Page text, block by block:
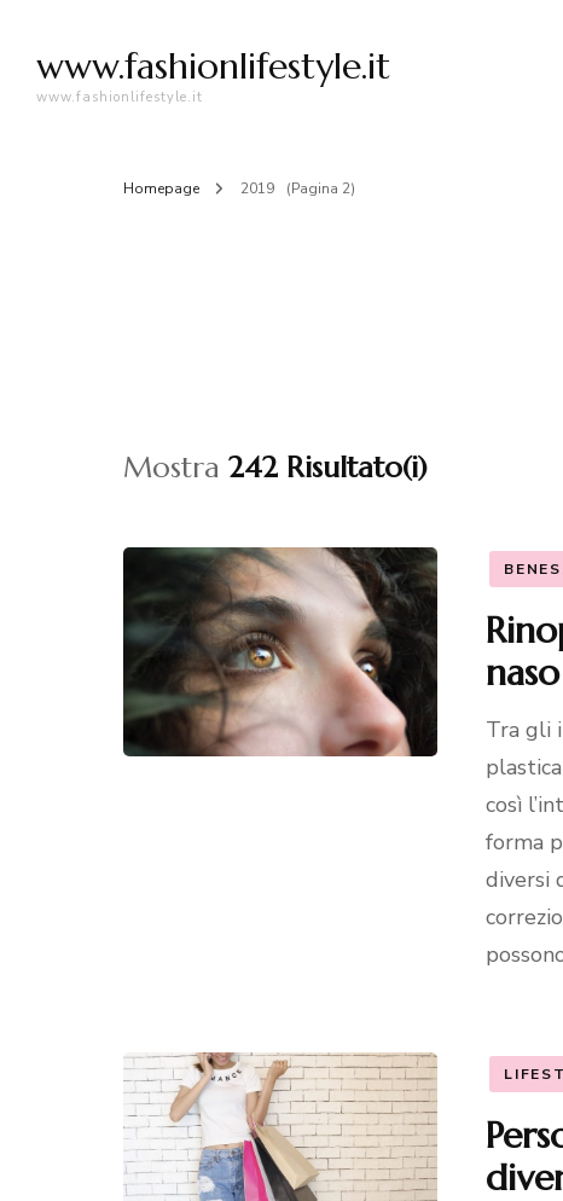
www.fashionlifestyle.it
www.fashionlifestyle.it
Homepage 2019 (Pagina 2)
Mostra 242 Risultato(i)
Tra gli
così
forma
diversi